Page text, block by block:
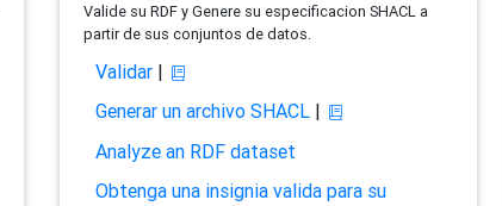
Valide su RDF y Genere su especificacion SHACL a
partir de sus conjuntos de datos.
Validar|
Generar un archivo SHACL|
Analyze an RDF dataset
Obtenga una insignia valida para su